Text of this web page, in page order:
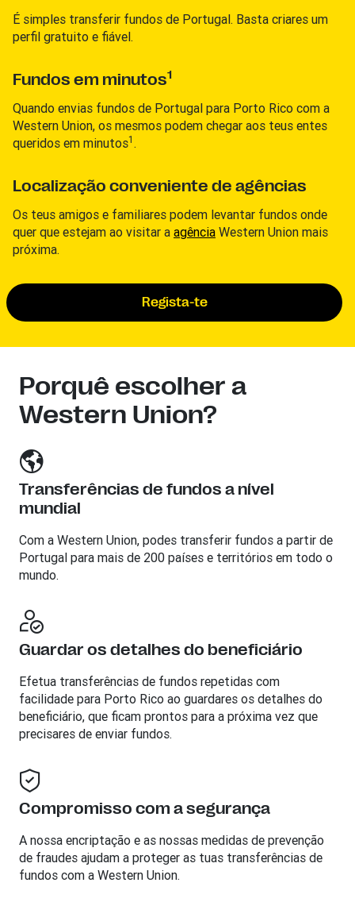
É simples transferir fundos de Portugal. Basta criares um
perfil gratuito e fiável.
Fundos em minutos1
Quando envias fundos de Portugal para Porto Rico com a
Western Union, os mesmos podem chegar aos teus entes
queridos em minutos1 .
Localização conveniente de agências
Os teus amigos e familiares podem levantar fundos onde
quer que estejam ao visitar a agência Western Union mais
próxima.
Regista-te
Porquê escolher a
Western Union?
Transferências de fundos a nível
mundial
Com a Western Union, podes transferir fundos a partir de
Portugal para mais de 200 países e territórios em todo o
mundo.
Guardar os detalhes do beneficiário
Efetua transferências de fundos repetidas com
facilidade para Porto Rico ao guardares os detalhes do
beneficiário, que ficam prontos para a próxima vez que
precisares de enviar fundos.
Compromisso com a segurança
A nossa encriptação e as nossas medidas de prevenção
de fraudes ajudam a proteger as tuas transferências de
fundos com a Western Union.